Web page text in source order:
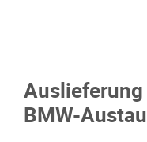
Auslieferung
BMW-